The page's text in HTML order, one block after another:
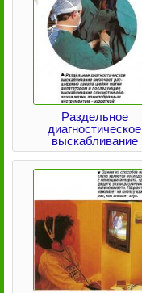
Раздельное
диагностическое
выскабливание